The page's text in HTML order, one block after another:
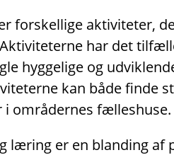
forskellige aktiviteter,
har det
hyggelige og
kan både finde
områdernes fælleshuse.
læring er en blanding af